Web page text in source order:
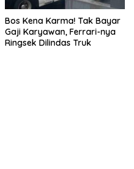
Bos Kena Karma! Tak Bayar
Gaji Karyawan, Ferrari-nya
Ringsek Dilindas Truk